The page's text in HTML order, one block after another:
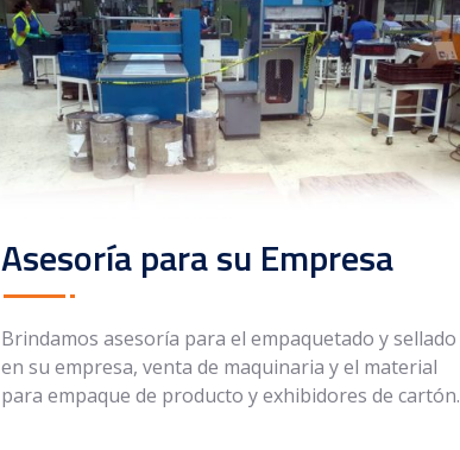
Asesoría para su Empresa
Brindamos asesoría para el empaquetado y sellado
en su empresa, venta de maquinaria y el material
para empaque de producto y exhibidores de cartón.